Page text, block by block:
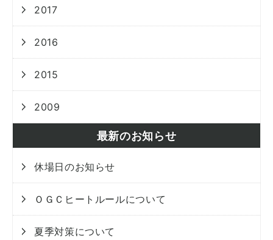
2017
2016
2015
2009
最新のお知らせ
休場日のお知らせ
ＯＧＣヒートルールについて
夏季対策について